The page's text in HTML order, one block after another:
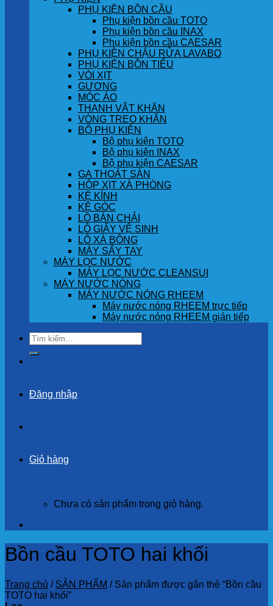
PHỤ KIỆN BỒN CẦU
Phụ kiện bồn cầu TOTO
Phụ kiện bồn cầu INAX
Phụ kiện bồn cầu CAESAR
PHỤ KIỆN CHẬU RỬA LAVABO
PHỤ KIỆN BỒN TIỂU
VÒI XỊT
GƯƠNG
MÓC ÁO
THANH VẮT KHĂN
VÒNG TREO KHĂN
BỘ PHỤ KIỆN
Bộ phụ kiện TOTO
Bộ phụ kiện INAX
Bộ phụ kiện CAESAR
GA THOÁT SÀN
HỘP XỊT XÀ PHÒNG
KỆ KÍNH
KỆ GÓC
LÔ BÀN CHẢI
LÔ GIẤY VỆ SINH
LÔ XÀ BÔNG
MÁY SẤY TAY
MÁY LỌC NƯỚC
MÁY LỌC NƯỚC CLEANSUI
MÁY NƯỚC NÓNG
MÁY NƯỚC NÓNG RHEEM
Máy nước nóng RHEEM trực tiếp
Máy nước nóng RHEEM gián tiếp
Tìm
kiếm:
Đăng nhập
Giỏ hàng
Chưa có sản phẩm trong giỏ hàng.
Bồn cầu TOTO hai khối
Trang chủ / SẢN PHẨM /Sản phẩm được gắn thẻ “Bồn cầu
TOTO hai khối”